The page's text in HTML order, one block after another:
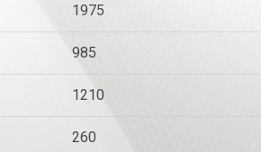
1975
985
1210
260